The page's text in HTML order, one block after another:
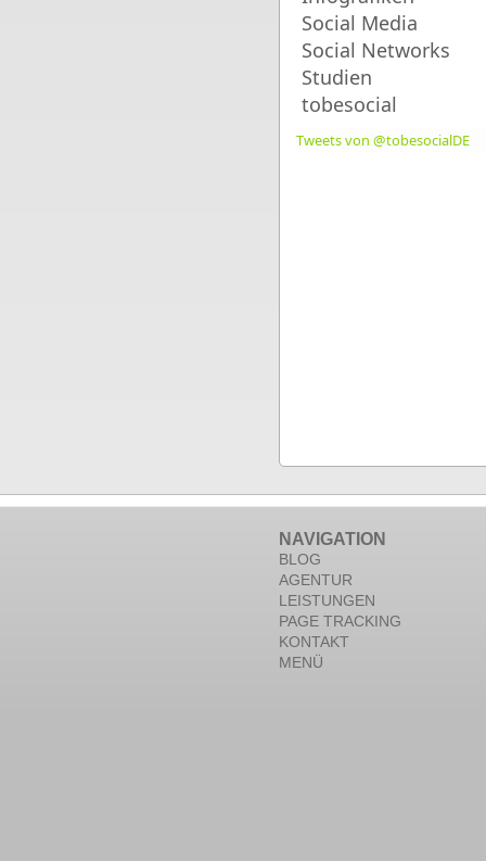
Social Media
Social Networks
Studien
tobesocial
Tweets von @tobesocialDE
NAVIGATION
BLOG
AGENTUR
LEISTUNGEN
PAGE TRACKING
KONTAKT
MENÜ